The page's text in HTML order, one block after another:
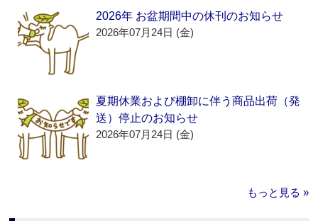
2026年 お盆期間中の休刊のお知らせ
2026年07月24日 (金)
夏期休業および棚卸に伴う商品出荷（発
送）停止のお知らせ
2026年07月24日 (金)
もっと見る »